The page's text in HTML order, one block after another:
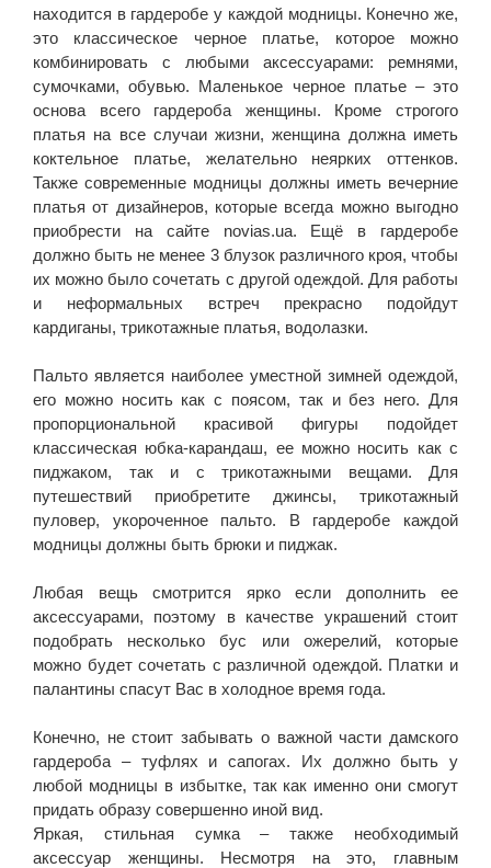
находится в гардеробе у каждой модницы. Конечно же,
это классическое черное платье, которое можно
комбинировать с любыми аксессуарами: ремнями,
сумочками, обувью. Маленькое черное платье – это
основа всего гардероба женщины. Кроме строгого
платья на все случаи жизни, женщина должна иметь
коктельное платье, желательно неярких оттенков.
Также современные модницы должны иметь вечерние
платья от дизайнеров, которые всегда можно выгодно
приобрести на сайте novias.ua. Ещё в гардеробе
должно быть не менее 3 блузок различного кроя, чтобы
их можно было сочетать с другой одеждой. Для работы
и неформальных встреч прекрасно подойдут
кардиганы, трикотажные платья, водолазки.
Пальто является наиболее уместной зимней одеждой,
его можно носить как с поясом, так и без него. Для
пропорциональной красивой фигуры подойдет
классическая юбка-карандаш, ее можно носить как с
пиджаком, так и с трикотажными вещами. Для
путешествий приобретите джинсы, трикотажный
пуловер, укороченное пальто. В гардеробе каждой
модницы должны быть брюки и пиджак.
Любая вещь смотрится ярко если дополнить ее
аксессуарами, поэтому в качестве украшений стоит
подобрать несколько бус или ожерелий, которые
можно будет сочетать с различной одеждой. Платки и
палантины спасут Вас в холодное время года.
Конечно, не стоит забывать о важной части дамского
гардероба – туфлях и сапогах. Их должно быть у
любой модницы в избытке, так как именно они смогут
придать образу совершенно иной вид.
Яркая, стильная сумка – также необходимый
аксессуар женщины. Несмотря на это, главным